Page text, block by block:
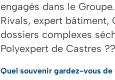
engagés dans le
Rivals, expert bâtiment,
dossiers complexes
Polyexpert de Castres
Quel souvenir gardez-vous de